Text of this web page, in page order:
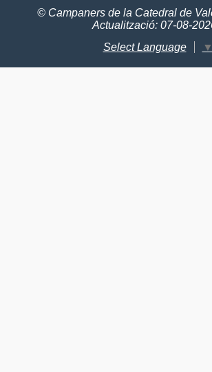
© Campaners de la Catedral de
Actualització: 07-08-
Select Language
▼